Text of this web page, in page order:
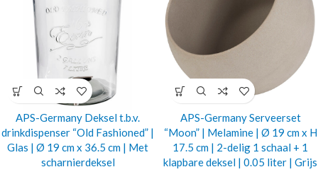
APS-Germany Deksel t.b.v.
drinkdispenser “Old Fashioned” |
Glas | Ø 19 cm x 36.5 cm | Met
scharnierdeksel
APS-Germany Serveerset
“Moon” | Melamine | Ø 19 cm x H
17.5 cm | 2-delig 1 schaal + 1
klapbare deksel | 0.05 liter | Grijs